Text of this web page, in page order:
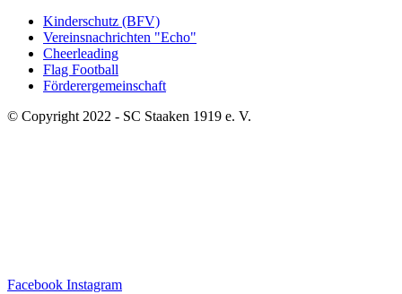
Kinderschutz (BFV)
Vereinsnachrichten "Echo"
Cheerleading
Flag Football
Förderergemeinschaft
© Copyright 2022 - SC Staaken 1919 e. V.
Facebook Instagram